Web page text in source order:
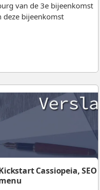
van de 3e bijeenkomst
bijeenkomst
Cassiopeia, SEO